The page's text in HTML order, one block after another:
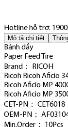
Hotline hỗ trợ:
Mô tả chi tiết
Bánh dầy
Paper Feed Tire
Brand： RICOH
Ricoh Ricoh Aficio
Ricoh Aficio MP
Ricoh Aficio MP
CET-PN： CET6018
OEM-PN：
Min.Order： 10Pcs